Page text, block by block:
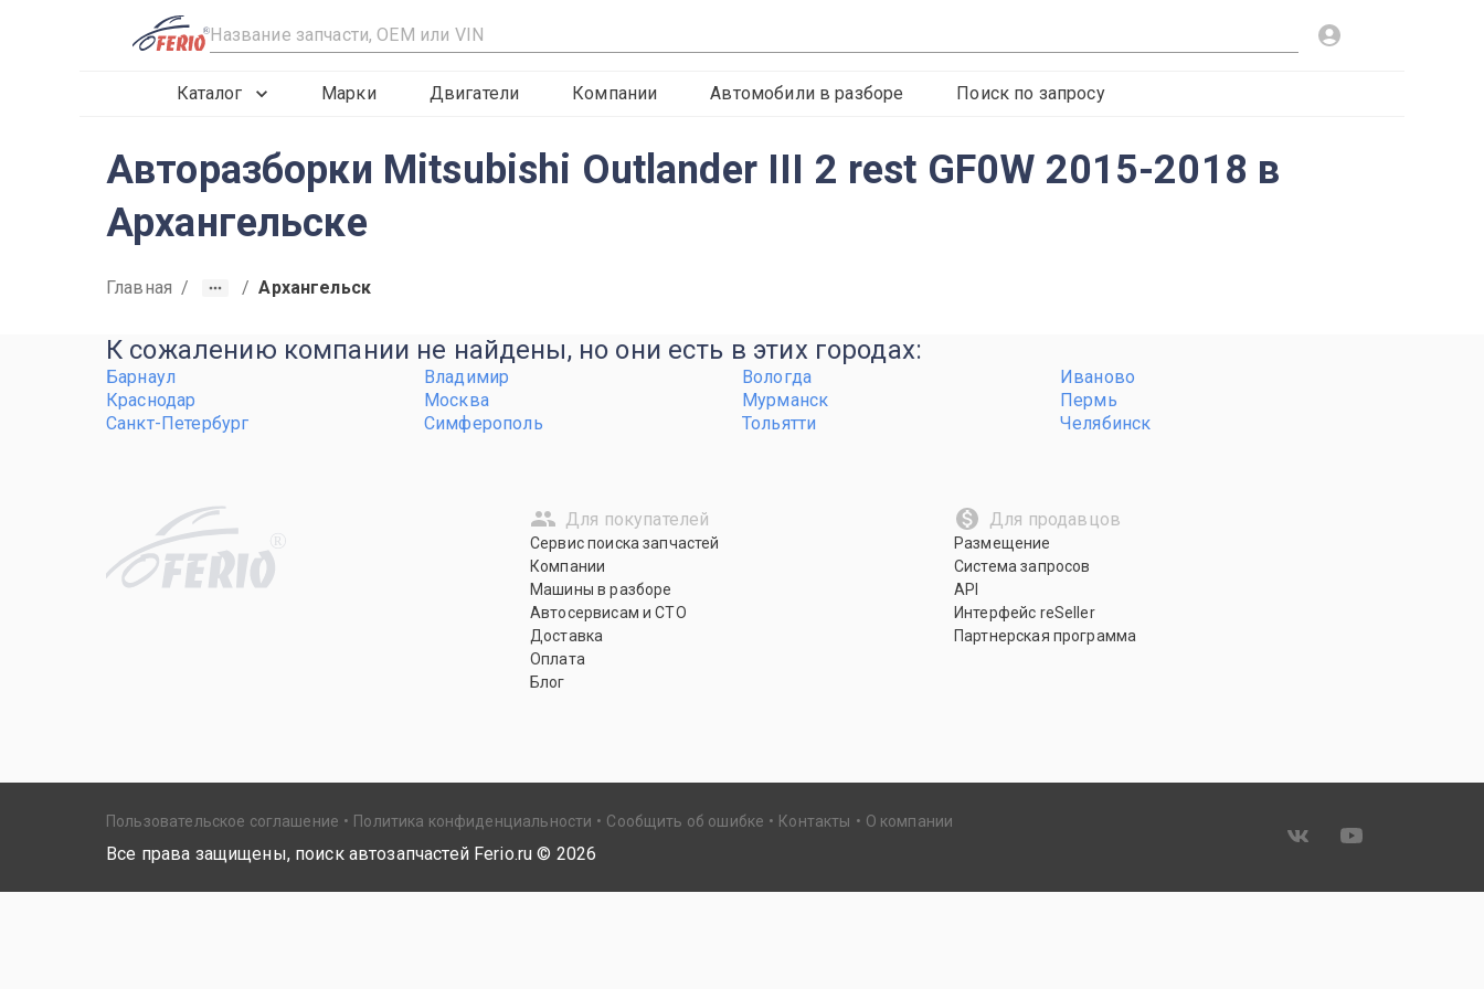
R
Каталог Марки Двигатели Компании Автомобили в разборе Поиск по запросу
Авторазборки Mitsubishi Outlander III 2 rest GF0W 2015-2018 в
Архангельске
Главная / / Архангельск
К сожалению компании не найдены, но они есть в этих городах:
Барнаул Владимир Вологда
Иваново
Краснодар
Москва Мурманск
Пермь
Санкт-Петербург
Симферополь Тольятти Челябинск
R
Для покупателей
Сервис поиска запчастей
Компании
Машины в разборе
Автосервисам и СТО
Доставка
Оплата
Блог
Для продавцов
Размещение
Система запросов
API
Интерфейс reSeller
Партнерская программа
Пользовательское соглашение Политика конфиденциальности Сообщить об ошибке Контакты О компании
Все права защищены, поиск автозапчастей Ferio.ru © 2026